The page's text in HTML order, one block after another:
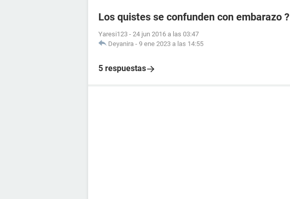
Los quistes se confunden con embarazo ?
Yaresi123 - 24 jun 2016 a las 03:47
Deyanira - 9 ene 2023 a las 14:55
5 respuestas